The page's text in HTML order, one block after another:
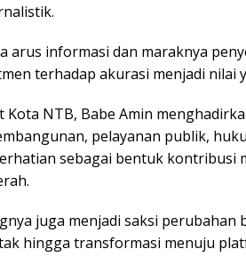
arus informasi dan maraknya
terhadap akurasi menjadi nilai
Kota NTB, Babe Amin
pelayanan publik,
sebagai bentuk kontribusi
juga menjadi saksi perubahan
hingga transformasi menuju